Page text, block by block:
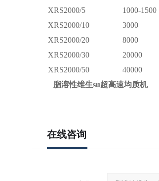
XRS2000/5
1000-1500
XRS2000/10
3000
XRS2000/20
8000
XRS2000/30
20000
XRS2000/50
40000
脂溶性维生su超高速均质机
在线咨询